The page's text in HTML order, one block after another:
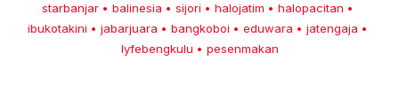
starbanjar • balinesia • sijori • halojatim • halopacitan •
ibukotakini • jabarjuara • bangkoboi • eduwara • jatengaja •
lyfebengkulu • pesenmakan